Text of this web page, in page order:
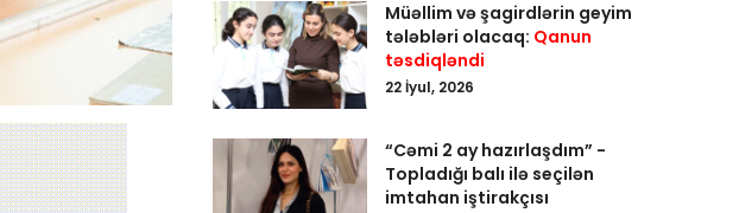
Müəllim və şagirdlərin geyim
tələbləri olacaq: Qanun
təsdiqləndi
22 İyul, 2026
“Cəmi 2 ay hazırlaşdım” -
Topladığı balı ilə seçilən
imtahan iştirakçısı